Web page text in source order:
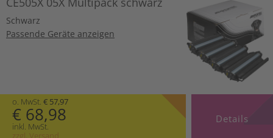
Schwarz
Passende Geräte anzeigen
o. MwSt. € 57,97
€ 68,98
inkl. MwSt.
zzgl. Versand
Details